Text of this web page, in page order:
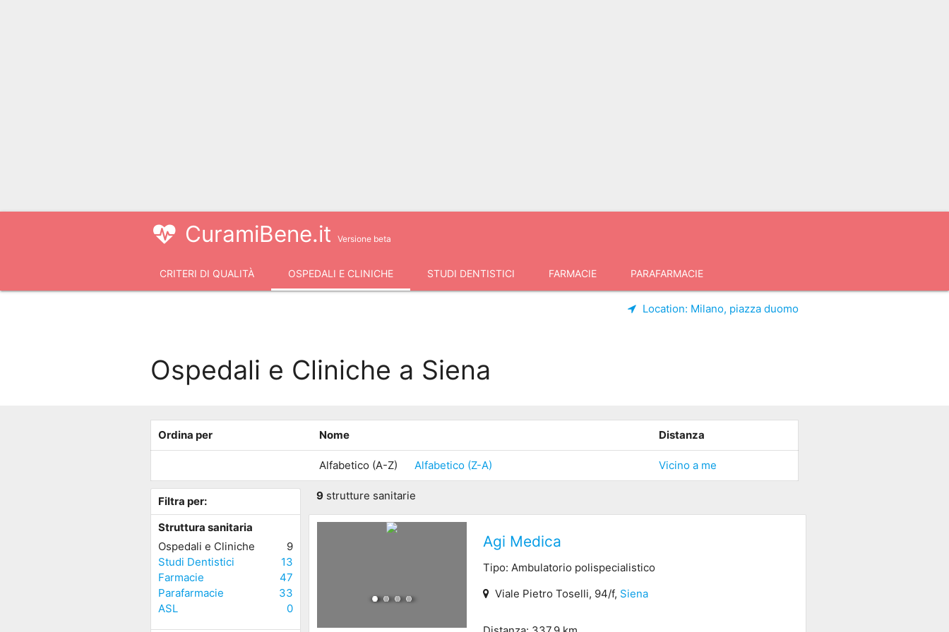
CuramiBene.it Versione beta
CRITERI DI QUALITÀ OSPEDALI E CLINICHE STUDI DENTISTICI FARMACIE PARAFARMACIE
Location: Milano, piazza duomo
Ospedali e Cliniche a Siena
Ordina per Nome Distanza
Alfabetico (A-Z) Alfabetico (Z-A) Vicino a me
Filtra per:
Struttura sanitaria
Ospedali e Cliniche
9
Studi Dentistici
13
Farmacie
47
Parafarmacie
33
ASL
0
9 strutture sanitarie
Agi Medica
Tipo: Ambulatorio polispecialistico
Viale Pietro Toselli, 94/f, Siena